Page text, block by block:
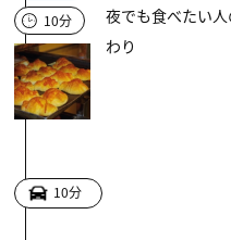
10分
夜でも食べたい
わり
10分